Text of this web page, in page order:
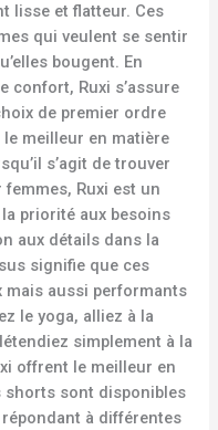
lisse et flatteur. Ces
qui veulent se sentir
bougent. En
confort, Ruxi s’assure
de premier ordre
meilleur en matière
s’agit de trouver
Ruxi est un
priorité aux besoins
aux détails dans la
signifie que ces
mais aussi performants
le yoga, alliez à la
simplement à la
offrent le meilleur en
shorts sont disponibles
à différentes